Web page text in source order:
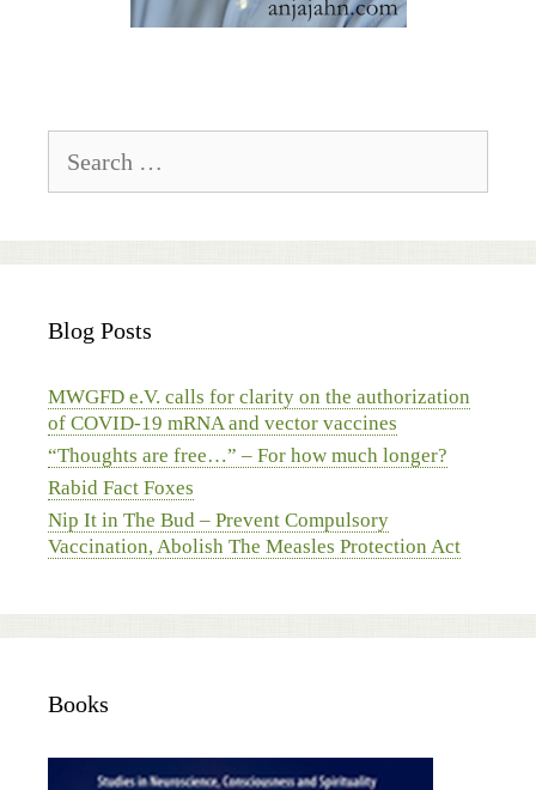
for:
Blog Posts
MWGFD e.V. calls for clarity on the authorization
of COVID-19 mRNA and vector vaccines
“Thoughts are free…” – For how much longer?
Rabid Fact Foxes
Nip It in The Bud – Prevent Compulsory
Vaccination, Abolish The Measles Protection Act
Books